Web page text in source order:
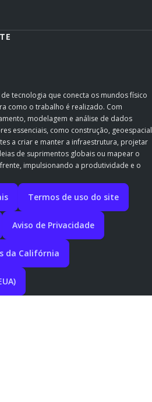
tecnologia que conecta os mundos físico
como o trabalho é realizado. Com
modelagem e análise de dados
essenciais, como construção, geoespacial
a criar e manter a infraestrutura, projetar
de suprimentos globais ou mapear o
impulsionando a produtividade e o
Termos de uso do site
Aviso de Privacidade
da Califórnia